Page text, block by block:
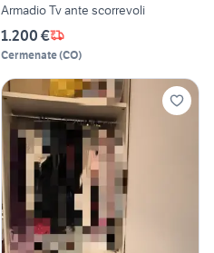
Armadio Tv ante scorrevoli
1.200 €
Cermenate(CO)